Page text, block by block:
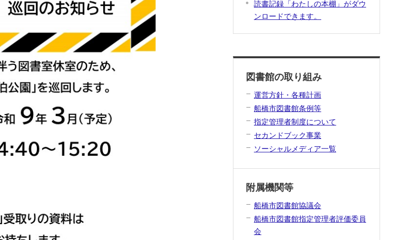
読書記録「わたしの本棚」がダウ
ンロードできます。
図書館の取り組み
運営方針・各種計画
船橋市図書館条例等
指定管理者制度について
セカンドブック事業
ソーシャルメディア一覧
附属機関等
船橋市図書館協議会
船橋市図書館指定管理者評価委員
会